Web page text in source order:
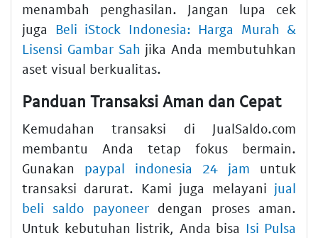
menambah penghasilan. Jangan lupa cek
juga Beli iStock Indonesia: Harga Murah &
Lisensi Gambar Sah jika Anda membutuhkan
aset visual berkualitas.
Panduan Transaksi Aman dan Cepat
Kemudahan transaksi di JualSaldo.com
membantu Anda tetap fokus bermain.
Gunakan paypal indonesia 24 jam untuk
transaksi darurat. Kami juga melayani jual
beli saldo payoneerdengan proses aman.
Untuk kebutuhan listrik, Anda bisa Isi Pulsa